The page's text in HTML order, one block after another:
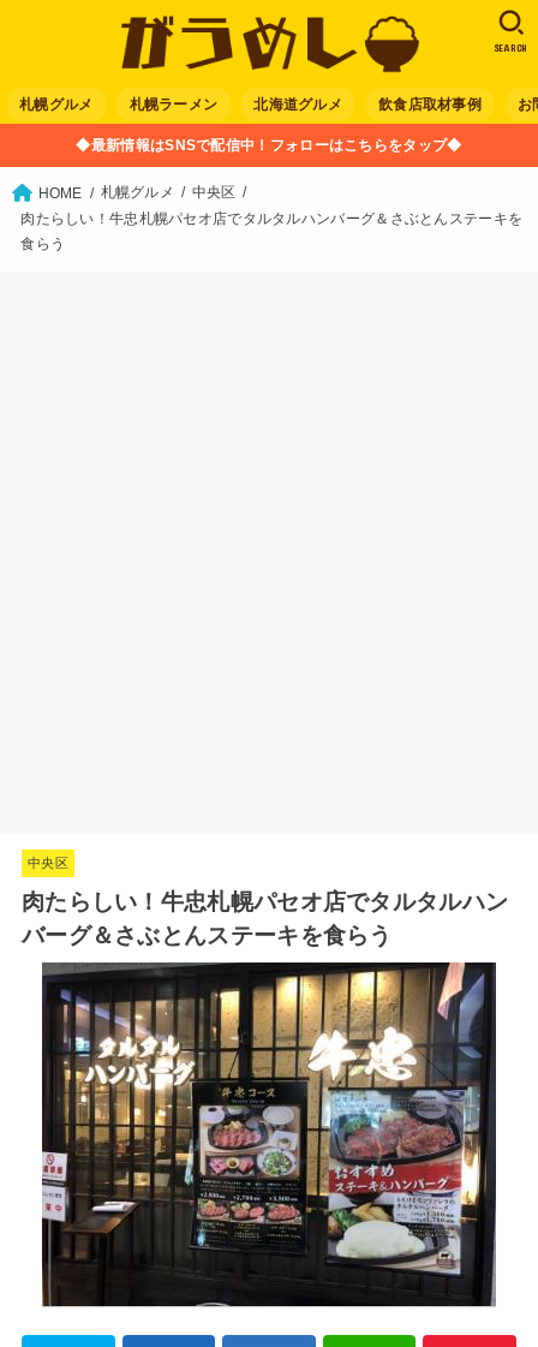
札幌グルメ 札幌ラーメン 北海道グルメ 飲食店取材事例 お
SEARCH
◆最新情報はSNSで配信中！フォローはこちらをタップ◆
HOME 札幌グルメ
中央区
肉たらしい！牛忠札幌パセオ店でタルタルハンバーグ＆さぶとんステーキを
食らう
中央区
肉たらしい！牛忠札幌パセオ店でタルタルハン
バーグ＆さぶとんステーキを食らう